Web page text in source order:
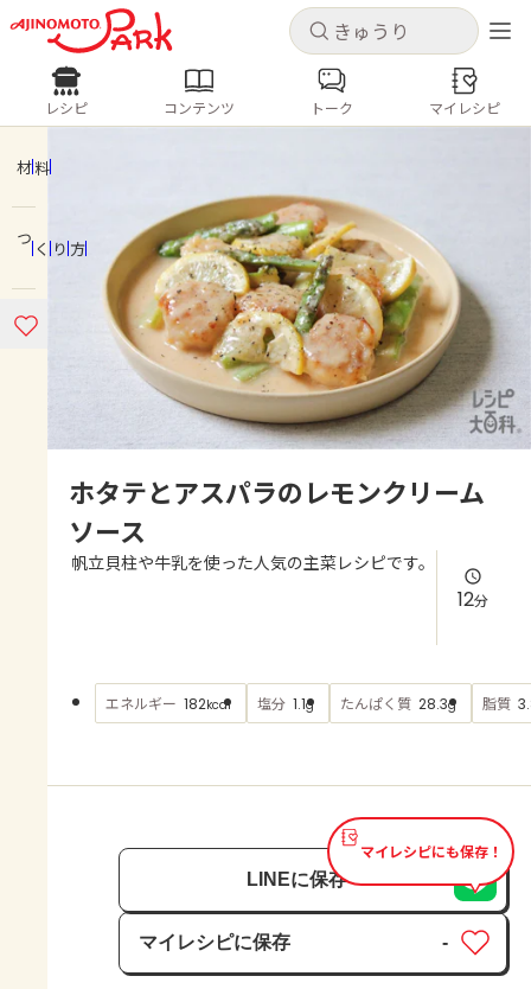
キャンセル
ログインするとレシピを保存できます
ホーム
コンテンツ
レシピ
よくあるお問い合わせ
キャンセル
レシピ コンテンツ
人気の食材・レシピ
きゅうり なす トマト
とうもろこし
ピーマン
みょうが ゴーヤ
レシピ コンテンツ トーク マイレシピ
材料
つくり方
ホタテとアスパラのレモンクリーム
ソース
帆立貝柱や牛乳を使った人気の主菜レシピです。
12分
エネルギー 182kcal 塩分 1.1g たんぱく質 28.3g 脂質
マイレシピにも保存！
LINEに保存
マイレシピに保存
保存済み
-